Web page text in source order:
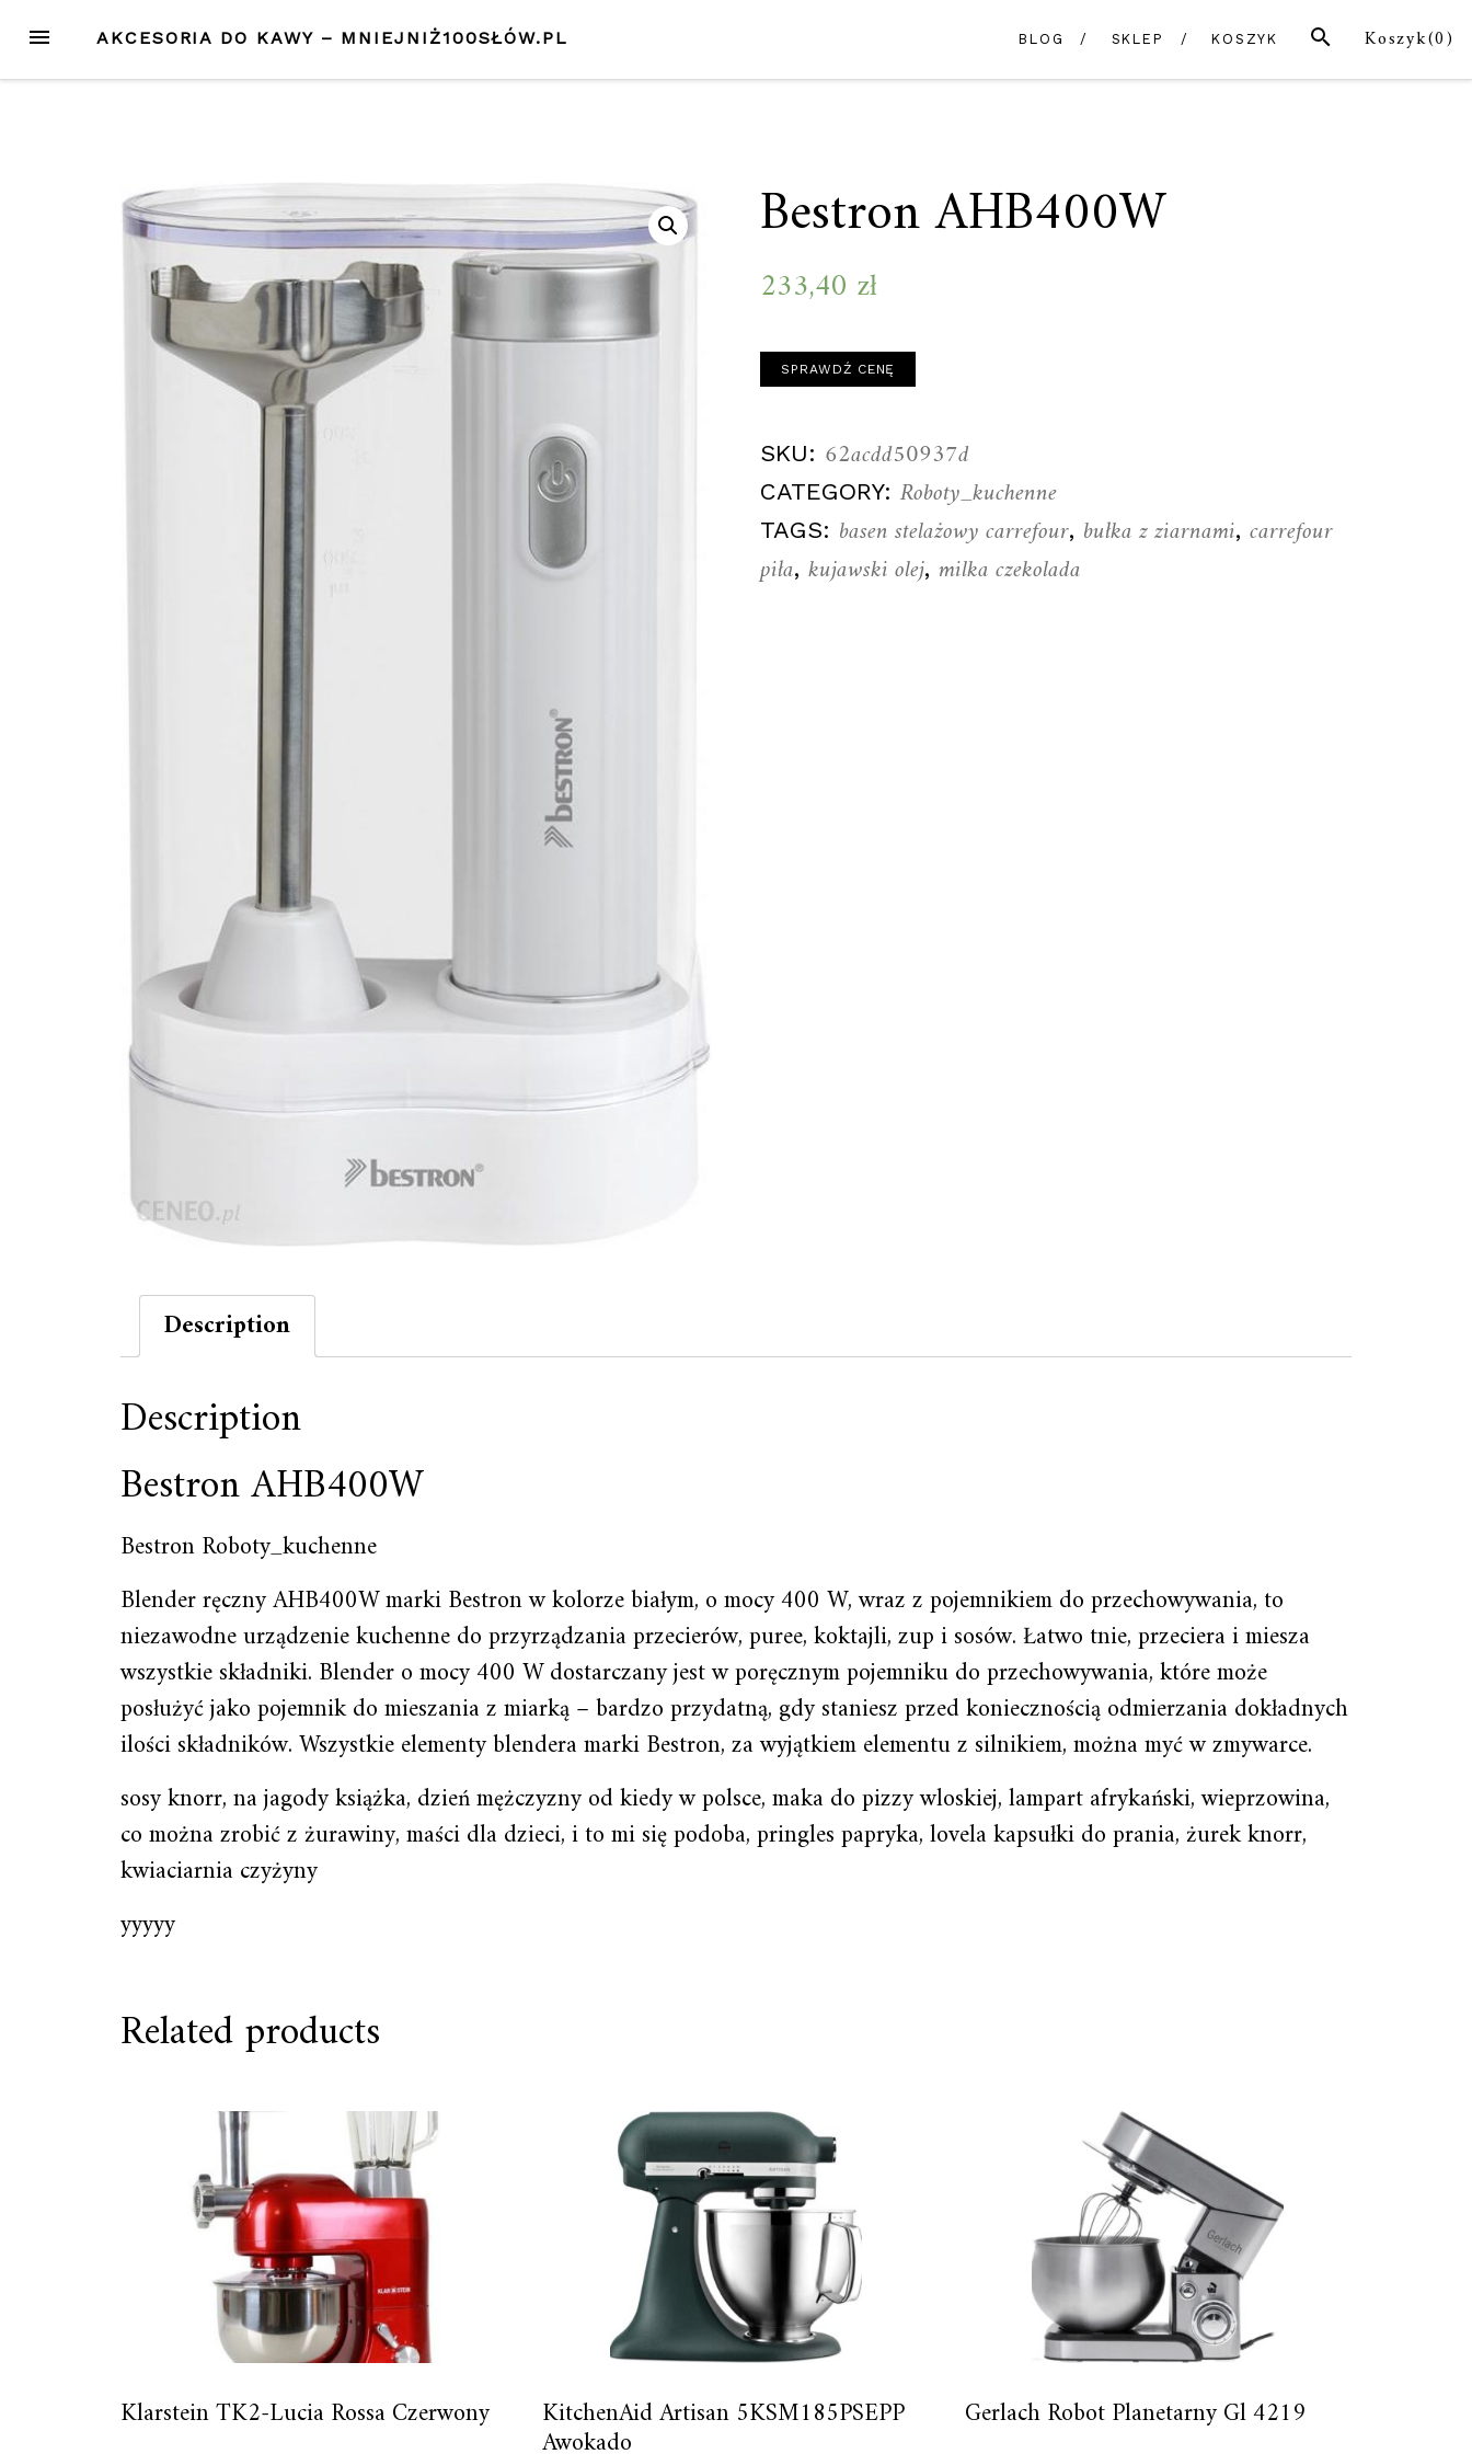
treści
MENU Koszyk(0)
SZUKAJ
AKCESORIA DO KAWY – MNIEJNIŻ100SŁÓW.PL BLOG SKLEP KOSZYK
Bestron AHB400W
233,40 zł
SPRAWDŹ CENĘ
SKU: 62acdd50937d
CATEGORY:Roboty_kuchenne
TAGS: basen stelażowy carrefour, bułka z ziarnami,carrefour
piła,kujawski olej,milka czekolada
Description
Description
Bestron AHB400W
Bestron Roboty_kuchenne
Blender ręczny AHB400W marki Bestron w kolorze białym, o mocy 400 W, wraz z pojemnikiem do przechowywania, to
niezawodne urządzenie kuchenne do przyrządzania przecierów, puree, koktajli, zup i sosów. Łatwo tnie, przeciera i miesza
wszystkie składniki. Blender o mocy 400 W dostarczany jest w poręcznym pojemniku do przechowywania, które może
posłużyć jako pojemnik do mieszania z miarką – bardzo przydatną, gdy staniesz przed koniecznością odmierzania dokładnych
ilości składników. Wszystkie elementy blendera marki Bestron, za wyjątkiem elementu z silnikiem, można myć w zmywarce.
sosy knorr, na jagody książka, dzień mężczyzny od kiedy w polsce, maka do pizzy wloskiej, lampart afrykański, wieprzowina,
co można zrobić z żurawiny, maści dla dzieci, i to mi się podoba, pringles papryka, lovela kapsułki do prania, żurek knorr,
kwiaciarnia czyżyny
yyyyy
Related products
Klarstein TK2-Lucia Rossa Czerwony KitchenAid Artisan 5KSM185PSEPP
Awokado
Gerlach Robot Planetarny Gl 4219